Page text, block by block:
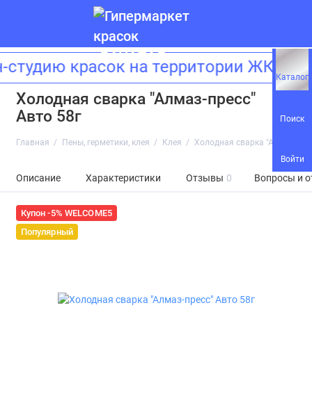
Каталог
Поиск
Войти
красок на территории ЖК
Холодная сварка "Алмаз-пресс"
Авто 58г
Главная Пены, герметики, клея Клея Холодная сварка "Алмаз-
Описание Характеристики Отзывы 0 Вопросы и
Купон -5% WELCOME5
Популярный